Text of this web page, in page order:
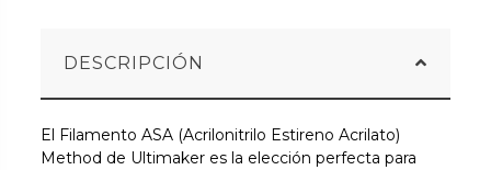
DESCRIPCIÓN
El Filamento ASA (Acrilonitrilo Estireno Acrilato)
Method de Ultimaker es la elección perfecta para